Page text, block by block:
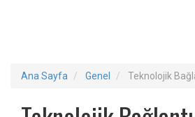
Ana Sayfa Genel Teknolojik